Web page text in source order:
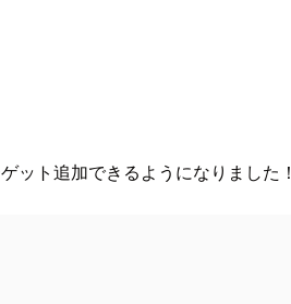
ット追加できるようになりました！